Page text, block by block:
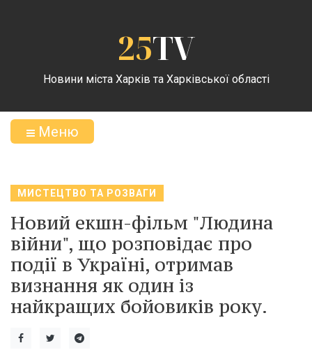
25TV
Новини міста Харків та Харківської області
Меню
МИСТЕЦТВО ТА РОЗВАГИ
Новий екшн-фільм "Людина
війни", що розповідає про
події в Україні, отримав
визнання як один із
найкращих бойовиків року.